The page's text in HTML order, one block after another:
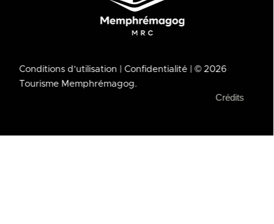
Conditions d’utilisation | Confidentialité | © 2026
Tourisme Memphrémagog.
Crédits